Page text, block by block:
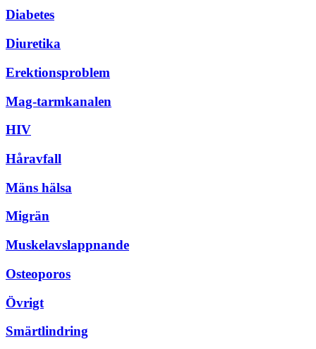
Diabetes
Diuretika
Erektionsproblem
Mag-tarmkanalen
HIV
Håravfall
Mäns hälsa
Migrän
Muskelavslappnande
Osteoporos
Övrigt
Smärtlindring